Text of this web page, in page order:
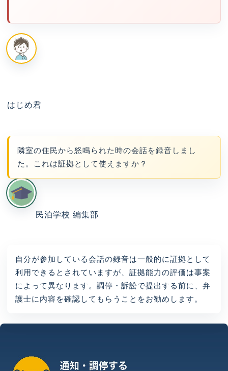
はじめ君
隣室の住民から怒鳴られた時の会話を録音しまし
た。これは証拠として使えますか？
民泊学校 編集部
自分が参加している会話の録音は一般的に証拠として
利用できるとされていますが、証拠能力の評価は事案
によって異なります。調停・訴訟で提出する前に、弁
護士に内容を確認してもらうことをお勧めします。